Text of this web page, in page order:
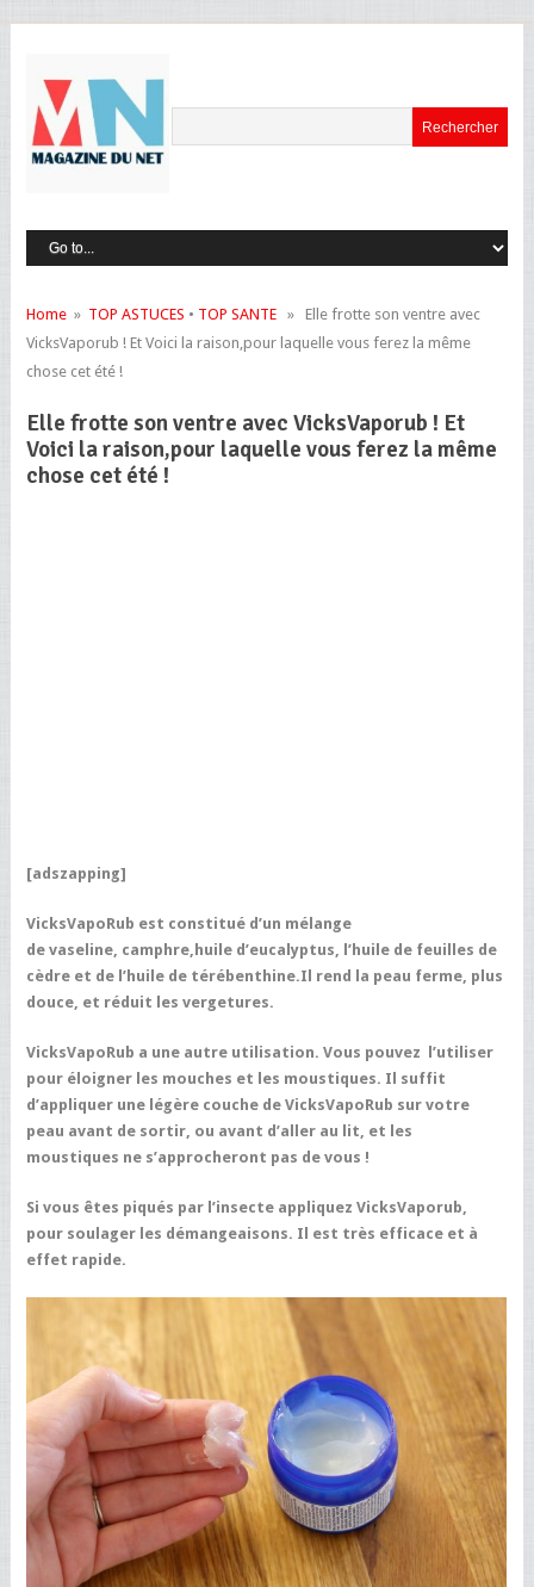
Home» TOP ASTUCES • TOP SANTE» Elle frotte son ventre avec
VicksVaporub ! Et Voici la raison,pour laquelle vous ferez la même
chose cet été !
Elle frotte son ventre avec VicksVaporub ! Et
Voici la raison,pour laquelle vous ferez la même
chose cet été !
[adszapping]
VicksVapoRub est constitué d’un mélange
de vaseline, camphre,huile d’eucalyptus, l’huile de feuilles de
cèdre et de l’huile de térébenthine.Il rend la peau ferme, plus
douce, et réduit les vergetures.
VicksVapoRub a une autre utilisation. Vous pouvez l’utiliser
pour éloigner les mouches et les moustiques. Il suffit
d’appliquer une légère couche de VicksVapoRub sur votre
peau avant de sortir, ou avant d’aller au lit, et les
moustiques ne s’approcheront pas de vous !
Si vous êtes piqués par l’insecte appliquez VicksVaporub,
pour soulager les démangeaisons. Il est très efficace et à
effet rapide.